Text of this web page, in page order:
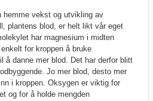
vekst og utvikling av
plantens blod, er helt likt vår eget
har magnesium i midten
for kroppen å bruke
å danne mer blod. Det har derfor blitt
Jo mer blod, desto mer
i kroppen. Oksygen er viktig for
og for å holde mengden